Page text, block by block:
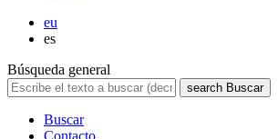
eu
es
Búsqueda general
search Buscar
Buscar
Contacto